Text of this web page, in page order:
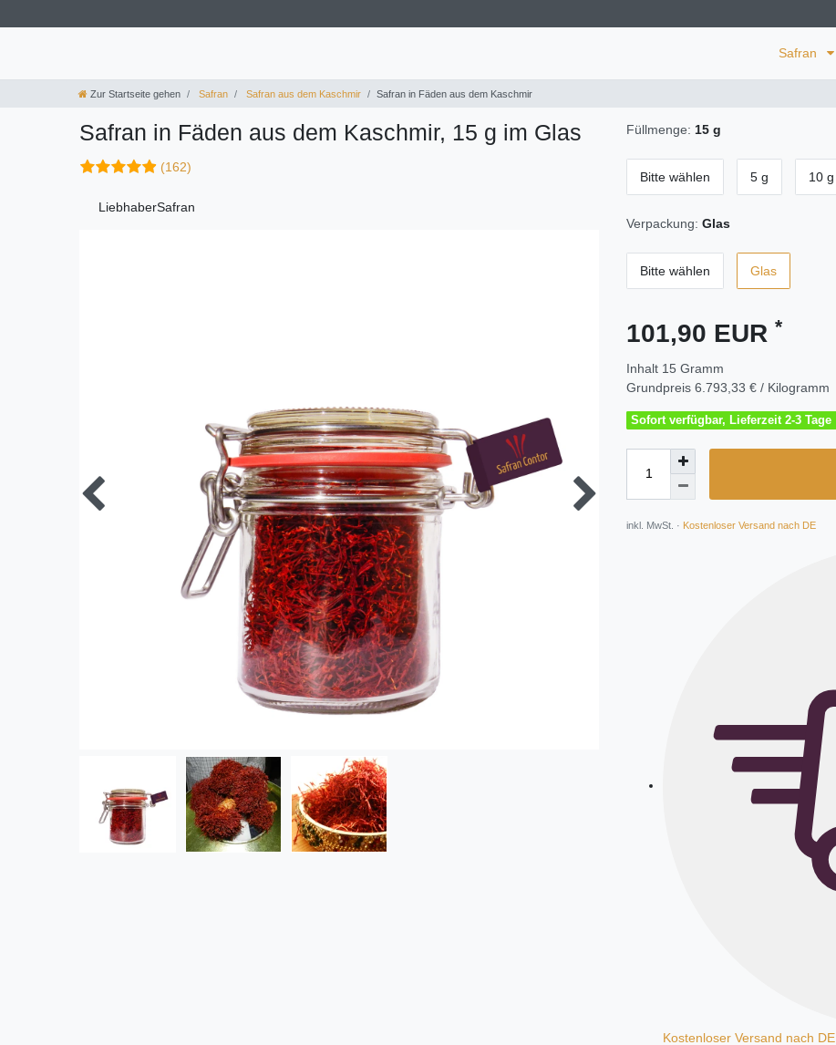
Safran
Zur Startseite gehen Safran Safran aus dem Kaschmir Safran in Fäden aus dem Kaschmir
Safran in Fäden aus dem Kaschmir, 15 g im Glas
(162)
LiebhaberSafran
Füllmenge: 15 g
Bitte wählen 5 g 10 g
Verpackung: Glas
Bitte wählen Glas
101,90 EUR *
Inhalt 15 Gramm
Grundpreis 6.793,33 € / Kilogramm
Sofort verfügbar, Lieferzeit 2-3 Tage
inkl. MwSt. · Kostenloser Versand nach DE
Kostenloser Versand nach DE